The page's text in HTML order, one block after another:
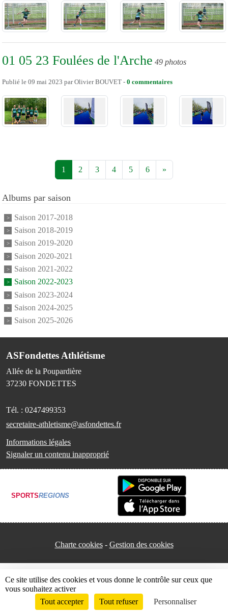
01 05 23 Foulées de l'Arche 49 photos
Publié le 09 mai 2023 parOlivier BOUVET - 0 commentaires
1 2 3 4 5 6 »
Albums par saison
Saison 2017-2018
Saison 2018-2019
Saison 2019-2020
Saison 2020-2021
Saison 2021-2022
Saison 2022-2023
Saison 2023-2024
Saison 2024-2025
Saison 2025-2026
ASFondettes Athlétisme
Allée de la Poupardière
37230 FONDETTES
Tél. : 0247499353
secretaire-athletisme@asfondettes.fr
Informations légales
Signaler un contenu inapproprié
SPORTSREGIONS
Charte cookies Gestion des cookies
Envie de participer ? Connexion
Ce site utilise des cookies et vous donne le contrôle sur ceux que
vous souhaitez activer
Tout accepter
Tout refuser Personnaliser